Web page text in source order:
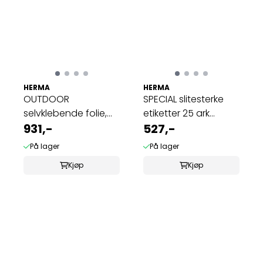
HERMA
OUTDOOR
selvklebende folie,
40 ark 99.1x139 hvit ...
931,-
På lager
Kjøp
HERMA
SPECIAL slitesterke
etiketter 25 ark
96.5x42.3 ...
527,-
På lager
Kjøp